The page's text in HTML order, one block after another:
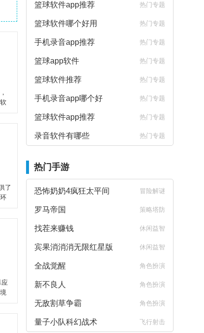
了
应
篮球软件app推荐 热门专题
篮球软件哪个好用 热门专题
手机录音app推荐 热门专题
篮球app软件 热门专题
篮球软件推荐 热门专题
手机录音app哪个好 热门专题
篮球软件app推荐 热门专题
录音软件有哪些 热门专题
热门手游
恐怖奶奶4疯狂太平间 冒险解谜
罗马帝国 策略塔防
找茬来赚钱 休闲益智
宾果消消消无限红星版 休闲益智
全战觉醒 角色扮演
新不良人 角色扮演
无敌割草争霸 角色扮演
量子小队科幻战术 飞行射击